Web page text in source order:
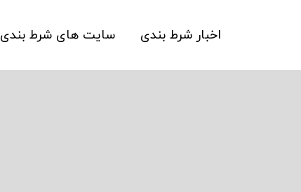
اخبار شرط بندی سایت های شرط بندی